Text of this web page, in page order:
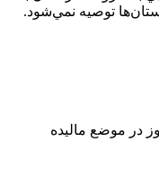
لازم 3 بار در روز تا حداكثر 10 روز در موضع ماليده